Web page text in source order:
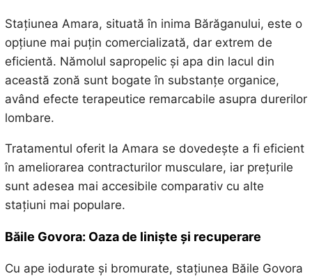
Stațiunea Amara, situată în inima Bărăganului, este o
opțiune mai puțin comercializată, dar extrem de
eficientă. Nămolul sapropelic și apa din lacul din
această zonă sunt bogate în substanțe organice,
având efecte terapeutice remarcabile asupra durerilor
lombare.
Tratamentul oferit la Amara se dovedește a fi eficient
în ameliorarea contracturilor musculare, iar prețurile
sunt adesea mai accesibile comparativ cu alte
stațiuni mai populare.
Băile Govora: Oaza de liniște și recuperare
Cu ape iodurate și bromurate, stațiunea Băile Govora